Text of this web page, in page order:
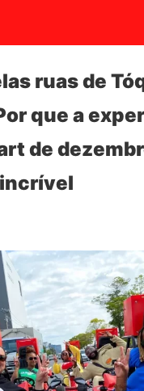
ruas de
que a
de